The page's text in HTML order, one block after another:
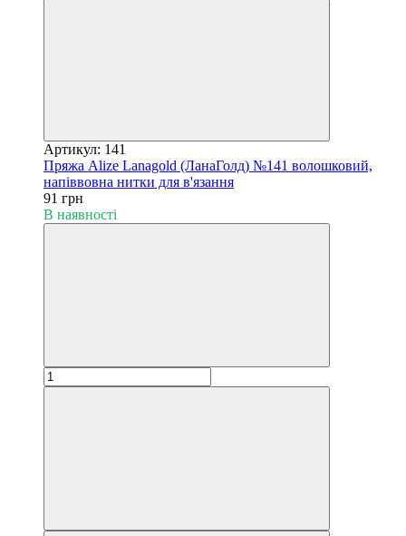
Артикул: 141
Пряжа Alize Lanagold (ЛанаГолд) №141 волошковий,
напіввовна нитки для в'язання
91 грн
В наявності